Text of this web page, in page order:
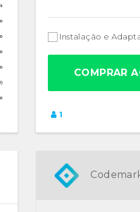
Instalação e
COMPRAR
1